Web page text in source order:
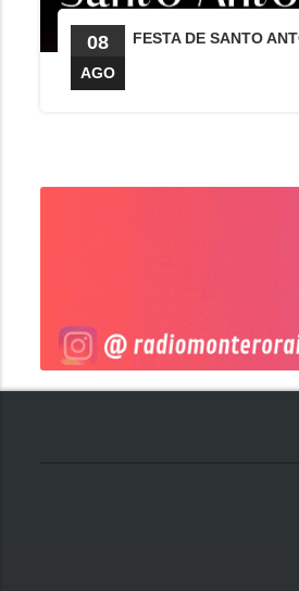
08
AGO
FESTA DE SANTO